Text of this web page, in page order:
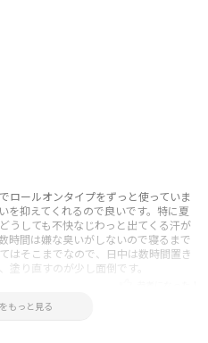
ロールオンタイプをずっと使っていま
を抑えてくれるので良いです。特に夏
うしても不快なじわっと出てくる汗が
時間は嫌な臭いがしないので寝るまで
はそこまでなので、日中は数時間置き
塗り直すのが少し面倒です。
もっと見る